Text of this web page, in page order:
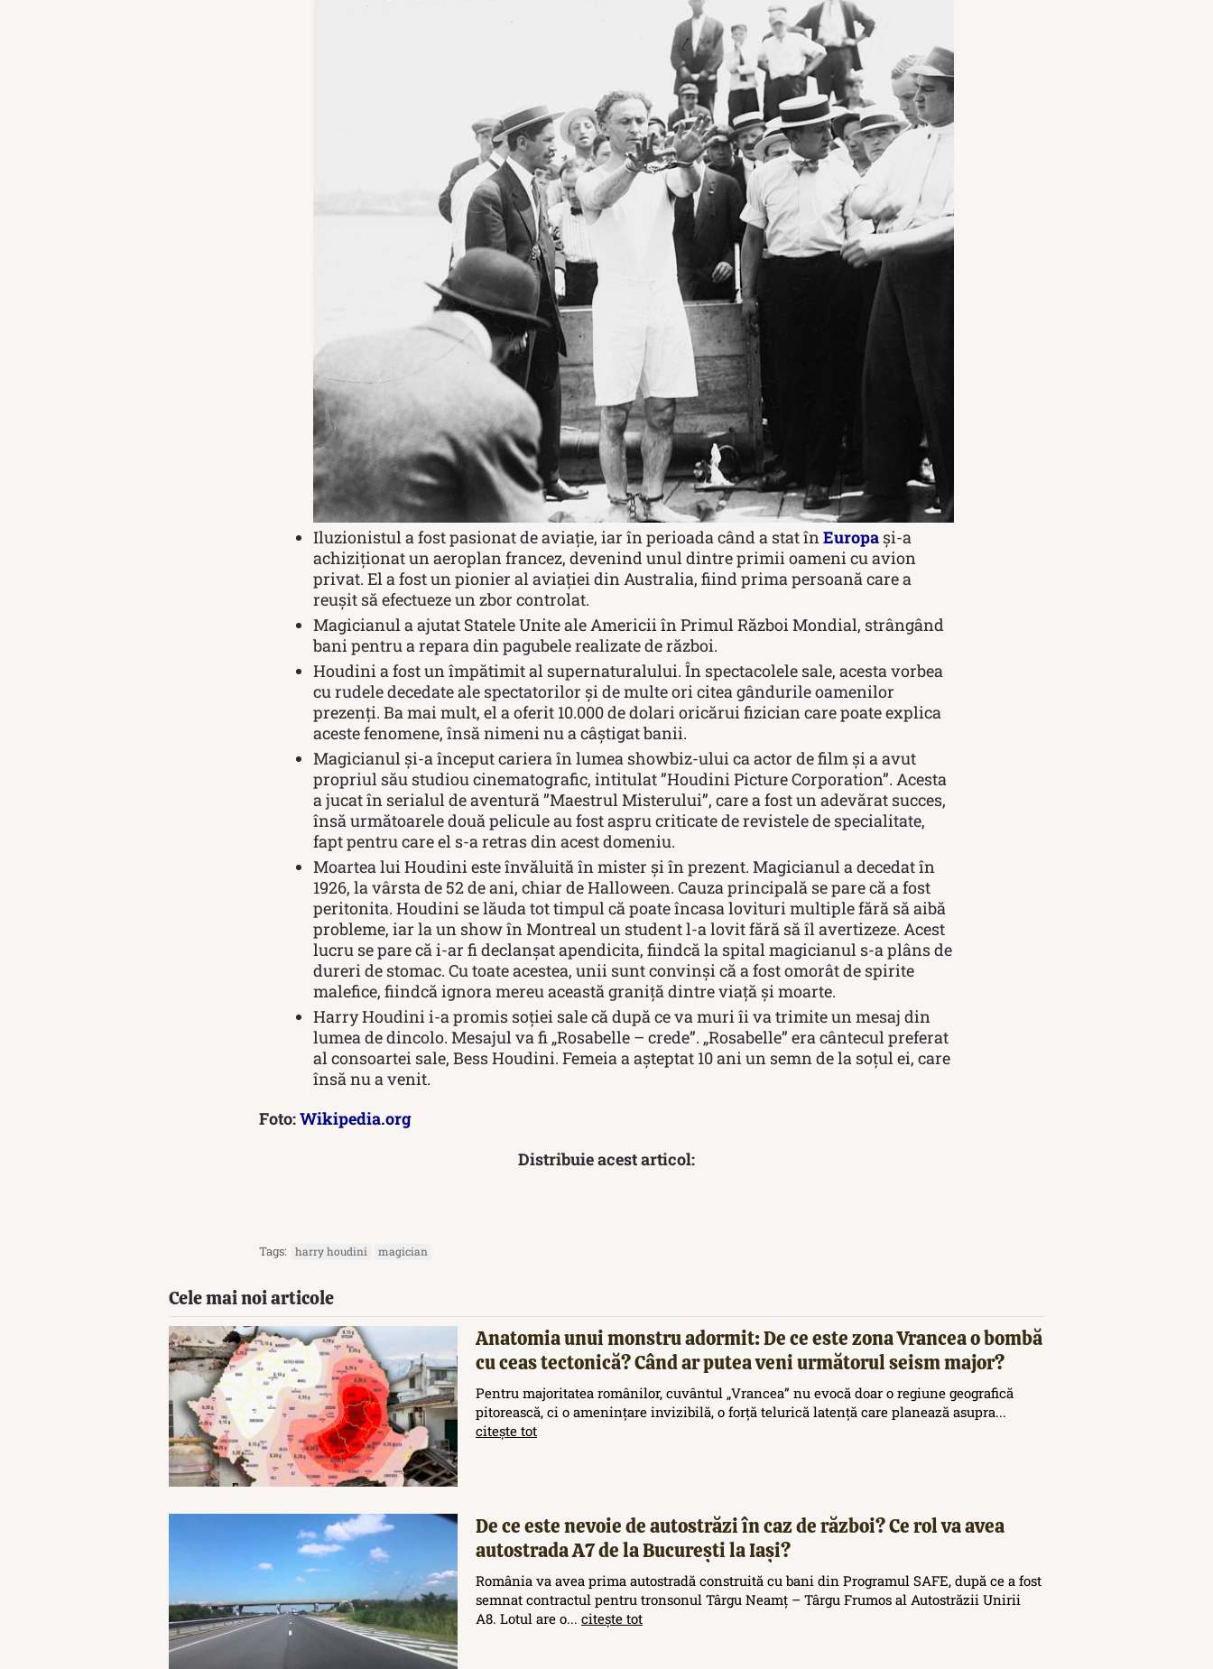
Iluzionistul a fost pasionat de aviație, iar în perioada când a stat înEuropa și-a
achiziţionat un aeroplan francez, devenind unul dintre primii oameni cu avion
privat. El a fost un pionier al aviației din Australia, fiind prima persoană care a
reușit să efectueze un zbor controlat.
Magicianul a ajutat Statele Unite ale Americii în Primul Război Mondial, strângând
bani pentru a repara din pagubele realizate de război.
Houdini a fost un împătimit al supernaturalului. În spectacolele sale, acesta vorbea
cu rudele decedate ale spectatorilor și de multe ori citea gândurile oamenilor
prezenți. Ba mai mult, el a oferit 10.000 de dolari oricărui fizician care poate explica
aceste fenomene, însă nimeni nu a câștigat banii.
Magicianul şi-a început cariera în lumea showbiz-ului ca actor de film și a avut
propriul său studiou cinematografic, intitulat ”Houdini Picture Corporation”. Acesta
a jucat în serialul de aventură ”Maestrul Misterului”, care a fost un adevărat succes,
însă următoarele două pelicule au fost aspru criticate de revistele de specialitate,
fapt pentru care el s-a retras din acest domeniu.
Moartea lui Houdini este învăluită în mister și în prezent. Magicianul a decedat în
1926, la vârsta de 52 de ani, chiar de Halloween. Cauza principală se pare că a fost
peritonita. Houdini se lăuda tot timpul că poate încasa lovituri multiple fără să aibă
probleme, iar la un show în Montreal un student l-a lovit fără să îl avertizeze. Acest
lucru se pare că i-ar fi declanșat apendicita, fiindcă la spital magicianul s-a plâns de
dureri de stomac. Cu toate acestea, unii sunt convinși că a fost omorât de spirite
malefice, fiindcă ignora mereu această graniță dintre viață și moarte.
Harry Houdini i-a promis soţiei sale că după ce va muri îi va trimite un mesaj din
lumea de dincolo. Mesajul va fi „Rosabelle – crede”. „Rosabelle” era cântecul preferat
al consoartei sale, Bess Houdini. Femeia a așteptat 10 ani un semn de la soțul ei, care
însă nu a venit.
Foto:Wikipedia.org
Distribuie acest articol:
Tags: harry houdini magician
Cele mai noi articole
Anatomia unui monstru adormit: De ce este zona Vrancea o bombă
cu ceas tectonică? Când ar putea veni următorul seism major?
Pentru majoritatea românilor, cuvântul „Vrancea” nu evocă doar o regiune geografică
pitorească, ci o amenințare invizibilă, o forță telurică latență care planează asupra...
citește tot
De ce este nevoie de autostrăzi în caz de război? Ce rol va avea
autostrada A7 de la București la Iași?
România va avea prima autostradă construită cu bani din Programul SAFE, după ce a fost
semnat contractul pentru tronsonul Târgu Neamț – Târgu Frumos al Autostrăzii Unirii
A8. Lotul are o... citește tot